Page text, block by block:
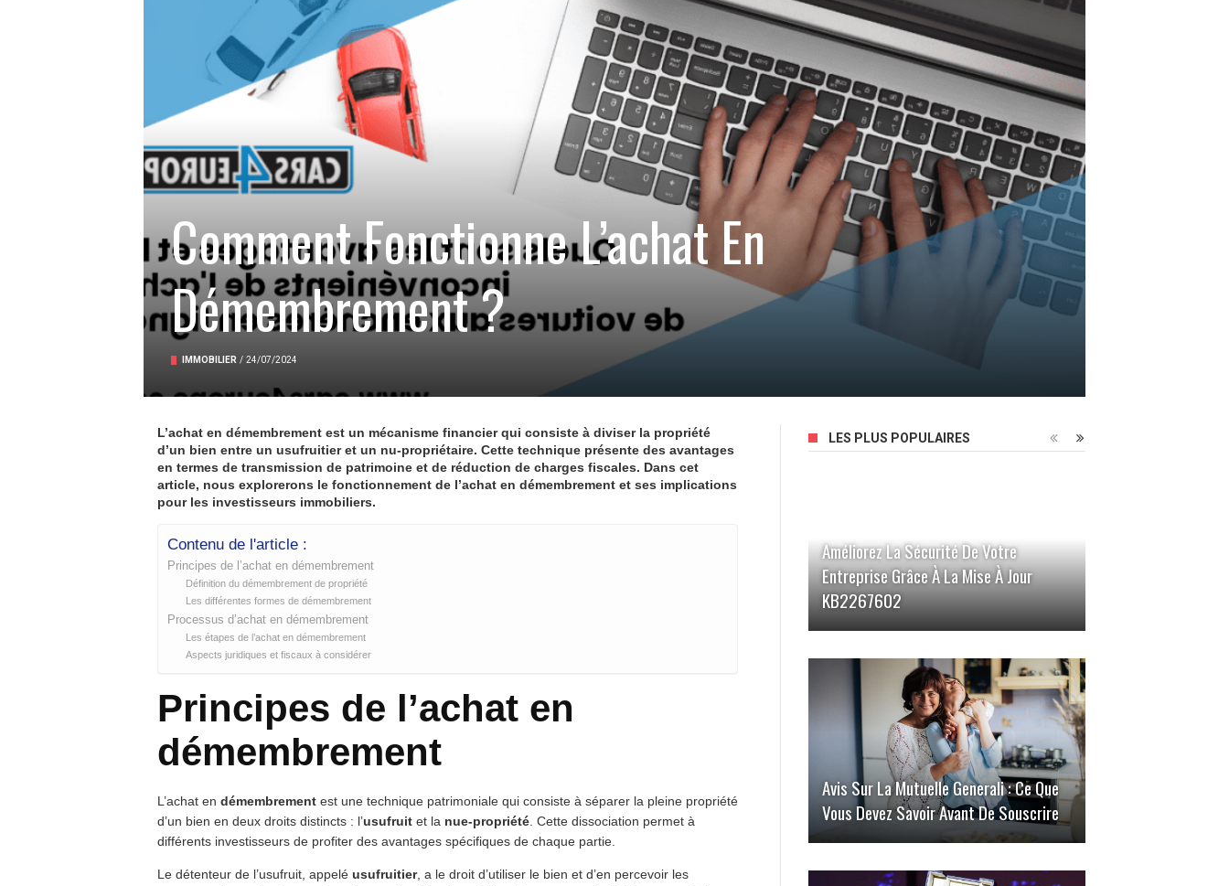
Comment Fonctionne L’achat En
Démembrement ?
IMMOBILIER / 24/07/2024
L’achat en démembrement est un mécanisme financier qui consiste à diviser la propriété
d’un bien entre un usufruitier et un nu-propriétaire. Cette technique présente des avantages
en termes de transmission de patrimoine et de réduction de charges fiscales. Dans cet
article, nous explorerons le fonctionnement de l’achat en démembrement et ses implications
pour les investisseurs immobiliers.
Contenu de l'article :
Principes de l’achat en démembrement
Définition du démembrement de propriété
Les différentes formes de démembrement
Processus d’achat en démembrement
Les étapes de l’achat en démembrement
Aspects juridiques et fiscaux à considérer
Principes de l’achat en
démembrement
L’achat en démembrement est une technique patrimoniale qui consiste à séparer la pleine propriété
d’un bien en deux droits distincts : l’usufruit et la nue-propriété. Cette dissociation permet à
différents investisseurs de profiter des avantages spécifiques de chaque partie.
Le détenteur de l’usufruit, appelé usufruitier, a le droit d’utiliser le bien et d’en percevoir les
LES PLUS POPULAIRES
Améliorez La Sécurité De Votre
Entreprise Grâce À La Mise À Jour
KB2267602
Avis Sur La Mutuelle Generali : Ce Que
Vous Devez Savoir Avant De Souscrire